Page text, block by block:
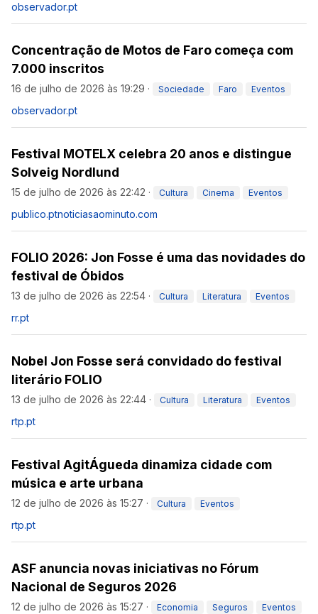
observador.pt
Concentração de Motos de Faro começa com
7.000 inscritos
16 de julho de 2026 às 19:29 · Sociedade Faro Eventos
observador.pt
Festival MOTELX celebra 20 anos e distingue
Solveig Nordlund
15 de julho de 2026 às 22:42 · Cultura Cinema Eventos
publico.ptnoticiasaominuto.com
FOLIO 2026: Jon Fosse é uma das novidades do
festival de Óbidos
13 de julho de 2026 às 22:54 · Cultura Literatura Eventos
rr.pt
Nobel Jon Fosse será convidado do festival
literário FOLIO
13 de julho de 2026 às 22:44 · Cultura Literatura Eventos
rtp.pt
Festival AgitÁgueda dinamiza cidade com
música e arte urbana
12 de julho de 2026 às 15:27 · Cultura Eventos
rtp.pt
ASF anuncia novas iniciativas no Fórum
Nacional de Seguros 2026
12 de julho de 2026 às 15:27 · Economia Seguros Eventos